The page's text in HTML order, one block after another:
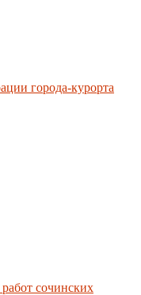
города-курорта
сочинских